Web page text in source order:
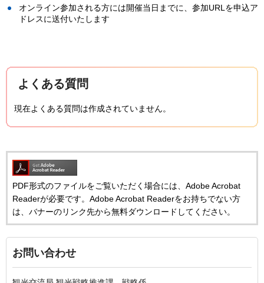
オンライン参加される方には開催当日までに、参加URLを申込ア
ドレスに送付いたします
よくある質問
現在よくある質問は作成されていません。
PDF形式のファイルをご覧いただく場合には、Adobe Acrobat
Readerが必要です。Adobe Acrobat Readerをお持ちでない方
は、バナーのリンク先から無料ダウンロードしてください。
お問い合わせ